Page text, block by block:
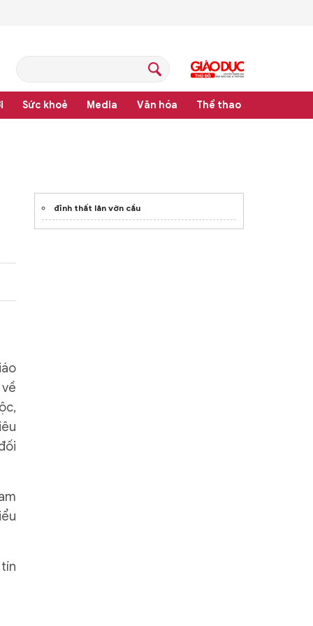
Sức khoẻ Media Văn hóa Thể thao
thống văn bản quy phạm pháp luật
đỉnh thất lân vờn cầu